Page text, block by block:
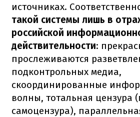
источниках.
такой системы лишь в
российской
действительности:
прослеживаются
подконтрольных медиа,
скоординированные
волны, тотальная цензура
самоцензура),